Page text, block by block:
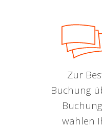
Zur
Buchung
wählen